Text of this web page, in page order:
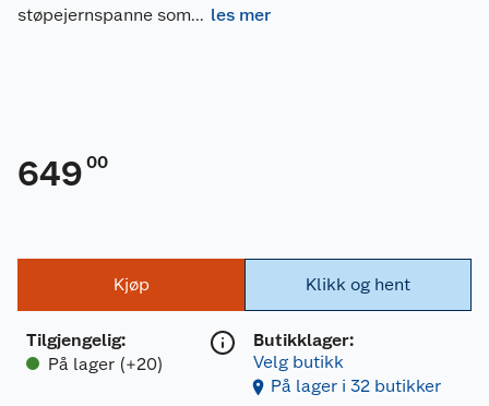
støpejernspanne som... les mer
649 00
Kjøp
Tilgjengelig:
På lager (+20)
Klikk og hent
Butikklager:
Velg butikk
På lager i 32 butikker